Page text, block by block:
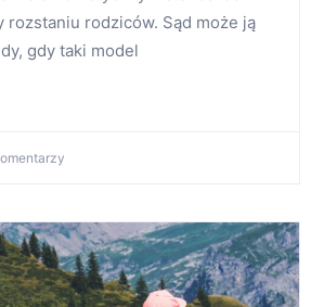
rozstaniu rodziców. Sąd może ją
gdy taki model